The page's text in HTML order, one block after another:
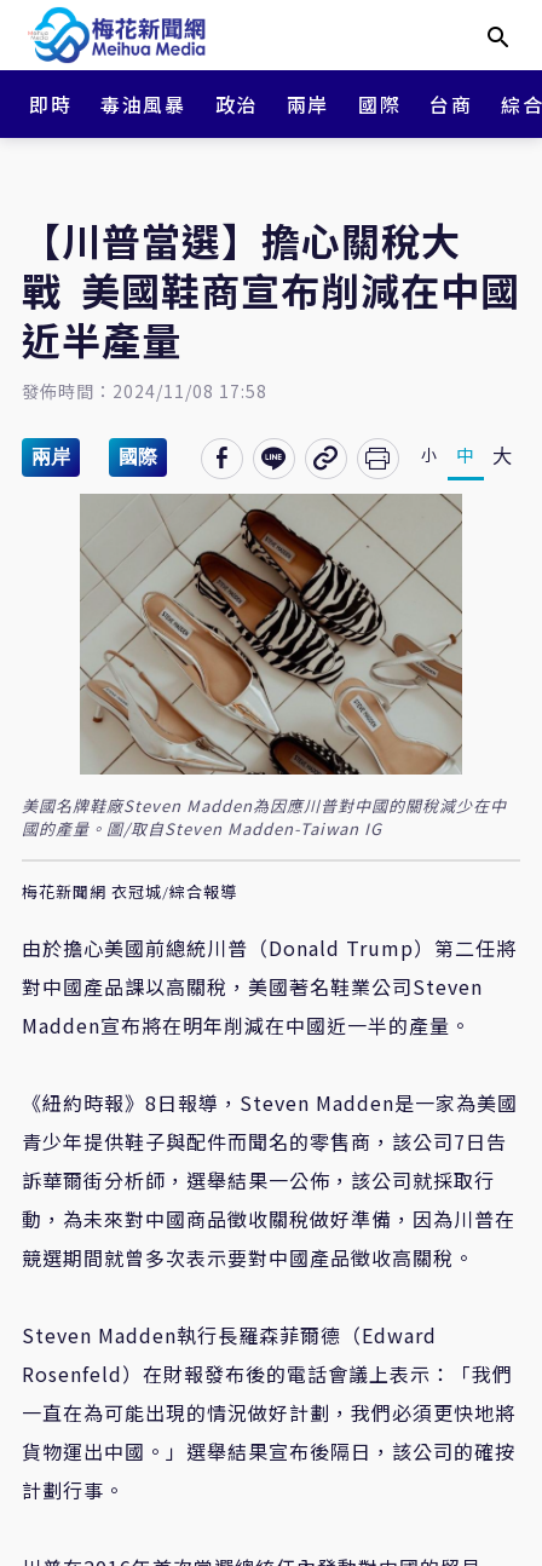
即時 毒油風暴 政治 兩岸 國際 台商 綜
【川普當選】擔心關稅大
戰 美國鞋商宣布削減在中國
近半產量
發佈時間：2024/11/08 17:58
兩岸 國際 小 中 大
美國名牌鞋廠Steven Madden為因應川普對中國的關稅減少在中
國的產量。圖/取自Steven Madden-Taiwan IG
梅花新聞網 衣冠城/綜合報導
由於擔心美國前總統川普（Donald Trump）第二任將
對中國產品課以高關稅，美國著名鞋業公司Steven
Madden宣布將在明年削減在中國近一半的產量。
《紐約時報》8日報導，Steven Madden是一家為美國
青少年提供鞋子與配件而聞名的零售商，該公司7日告
訴華爾街分析師，選舉結果一公佈，該公司就採取行
動，為未來對中國商品徵收關稅做好準備，因為川普在
競選期間就曾多次表示要對中國產品徵收高關稅。
Steven Madden執行長羅森菲爾德（Edward
Rosenfeld）在財報發布後的電話會議上表示：「我們
一直在為可能出現的情況做好計劃，我們必須更快地將
貨物運出中國。」選舉結果宣布後隔日，該公司的確按
計劃行事。